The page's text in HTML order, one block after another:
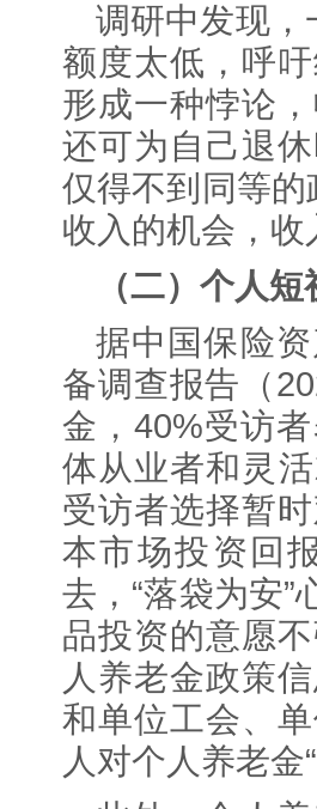
调研中发现，
额度太低，呼
形成一种悖论
还可为自己退
仅得不到同等
收入的机会，
（二）个人
据中国保险
备调查报告（
金，40%受访
体从业者和灵
受访者选择暂
本市场投资回
去， “落袋为安
品投资的意愿
人养老金政策
和单位工会、
人对个人养老金